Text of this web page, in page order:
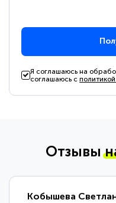
Я соглашаюсь на
соглашаюсь с
Отзывы
Кобышева